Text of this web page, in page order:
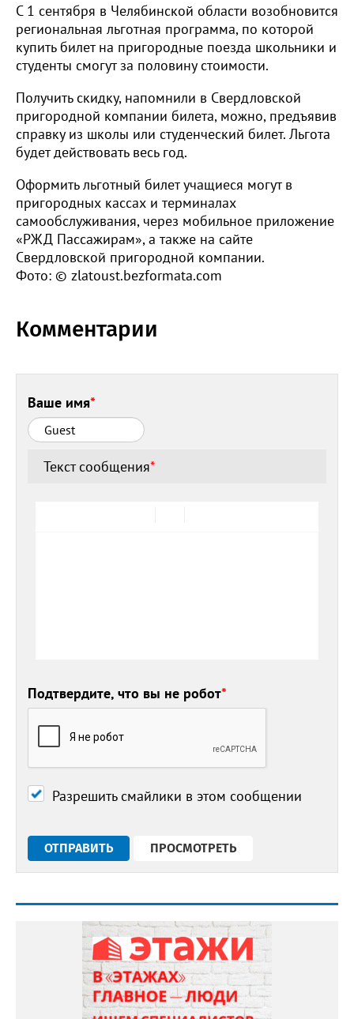
С 1 сентября в Челябинской области возобновится
региональная льготная программа, по которой
купить билет на пригородные поезда школьники и
студенты смогут за половину стоимости.
Получить скидку, напомнили в Свердловской
пригородной компании билета, можно, предъявив
справку из школы или студенческий билет. Льгота
будет действовать весь год.
Оформить льготный билет учащиеся могут в
пригородных кассах и терминалах
самообслуживания, через мобильное приложение
«РЖД Пассажирам», а также на сайте
Свердловской пригородной компании.
Фото: © zlatoust.bezformata.com
Комментарии
Ваше имя*
Текст сообщения*
Подтвердите, что вы не робот*
Разрешить смайлики в этом сообщении